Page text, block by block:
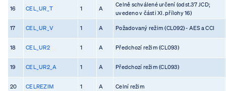
16 CEL_UR_T 1 A
Celně schválené určení (odst.37 JCD;
uvedeno v části XI. přílohy 16)
17 CEL_UR_V 1 A Požadovaný režim (CL092) - AES a CCI
18 CEL_UR2 1 A Předchozí režim (CL093)
19 CEL_UR2_A 1 A Předchozí režim (CL093)
20 CELREZIM 1 A Celní režim